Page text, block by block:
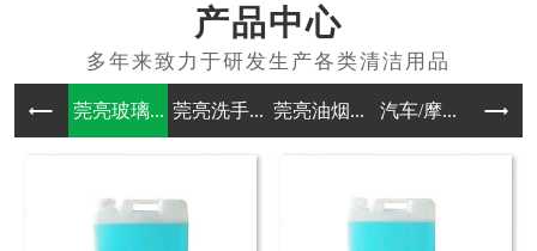
产品中心
莞亮玻璃... 莞亮洗手... 莞亮油烟... 汽车/摩... 其他